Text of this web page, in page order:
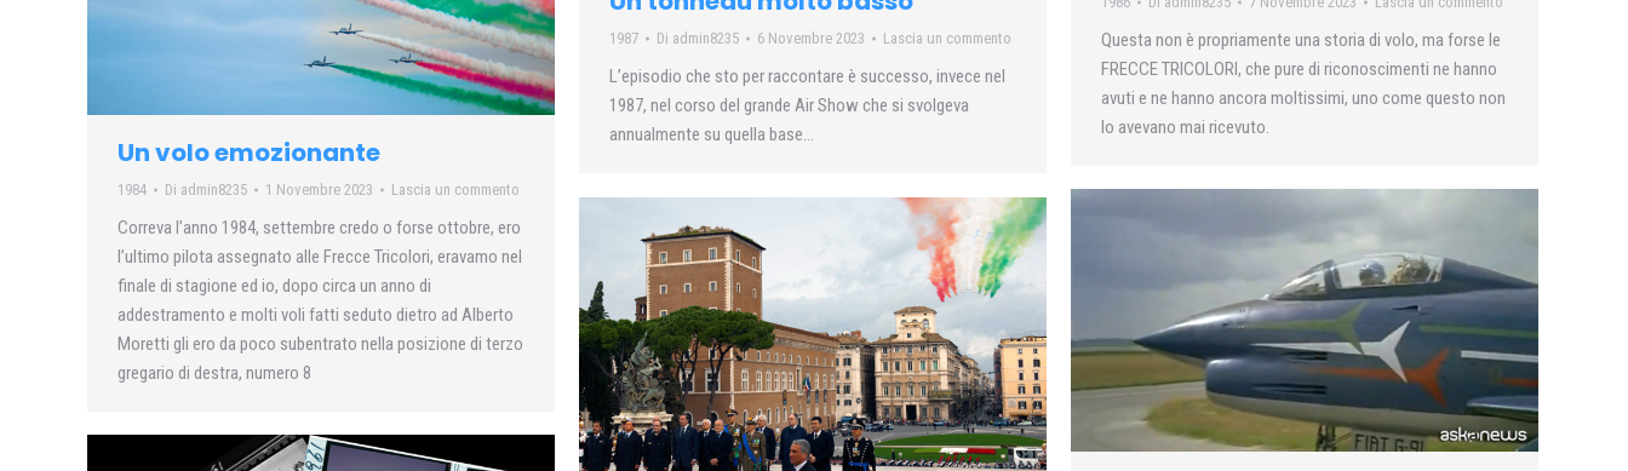
Questa non è propriamente una storia di volo, ma forse le
FRECCE TRICOLORI, che pure di riconoscimenti ne hanno
avuti e ne hanno ancora moltissimi, uno come questo non
lo avevano mai ricevuto.
1987 Di admin8235 6 Novembre 2023 Lascia un commento
L’episodio che sto per raccontare è successo, invece nel
1987, nel corso del grande Air Show che si svolgeva
annualmente su quella base…
Un volo emozionante
1984 Di admin8235 1 Novembre 2023 Lascia un commento
Correva l’anno 1984, settembre credo o forse ottobre, ero
l’ultimo pilota assegnato alle Frecce Tricolori, eravamo nel
finale di stagione ed io, dopo circa un anno di
addestramento e molti voli fatti seduto dietro ad Alberto
Moretti gli ero da poco subentrato nella posizione di terzo
gregario di destra, numero 8